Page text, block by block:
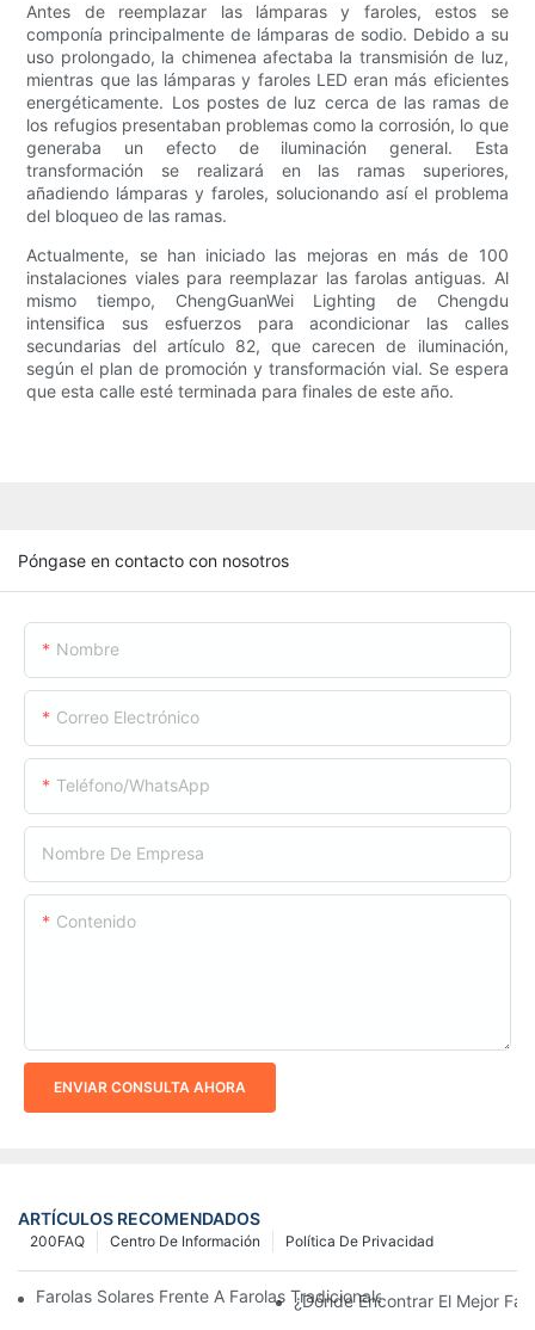
Antes de reemplazar las lámparas y faroles, estos se
componía principalmente de lámparas de sodio. Debido a su
uso prolongado, la chimenea afectaba la transmisión de luz,
mientras que las lámparas y faroles LED eran más eficientes
energéticamente. Los postes de luz cerca de las ramas de
los refugios presentaban problemas como la corrosión, lo que
generaba un efecto de iluminación general. Esta
transformación se realizará en las ramas superiores,
añadiendo lámparas y faroles, solucionando así el problema
del bloqueo de las ramas.
Actualmente, se han iniciado las mejoras en más de 100
instalaciones viales para reemplazar las farolas antiguas. Al
mismo tiempo, ChengGuanWei Lighting de Chengdu
intensifica sus esfuerzos para acondicionar las calles
secundarias del artículo 82, que carecen de iluminación,
según el plan de promoción y transformación vial. Se espera
que esta calle esté terminada para finales de este año.
Póngase en contacto con nosotros
Nombre
Correo Electrónico
Teléfono/WhatsApp
Nombre De Empresa
Contenido
ENVIAR CONSULTA AHORA
ARTÍCULOS RECOMENDADOS
Política De Privacidad
Centro De Información
200FAQ
Farolas Solares Frente A Farolas Tradicionales: Coste, Retorno
¿Dónde Encontrar El Mejor